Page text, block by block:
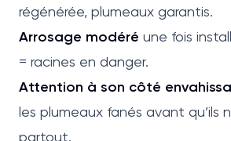
régénérée, plumeaux garantis.
Arrosage modéré une fois
= racines en danger.
Attention à son côté
les plumeaux fanés avant qu’ils
partout.